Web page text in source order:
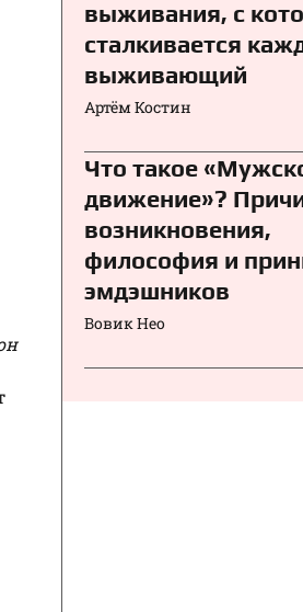
выживания, с
сталкивается
выживающий
Артём Костин
Что такое
движение»?
возникновения,
философия и
эмдэшников
Вовик Нео